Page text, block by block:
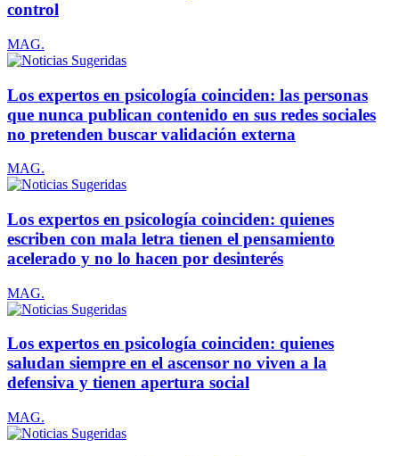
control
MAG.
Los expertos en psicología coinciden: las personas
que nunca publican contenido en sus redes sociales
no pretenden buscar validación externa
MAG.
Los expertos en psicología coinciden: quienes
escriben con mala letra tienen el pensamiento
acelerado y no lo hacen por desinterés
MAG.
Los expertos en psicología coinciden: quienes
saludan siempre en el ascensor no viven a la
defensiva y tienen apertura social
MAG.